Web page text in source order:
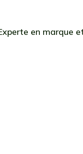
en marque